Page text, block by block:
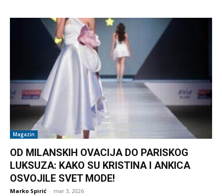
Magazin
OD MILANSKIH OVACIJA DO PARISKOG
LUKSUZA: KAKO SU KRISTINA I ANKICA
OSVOJILE SVET MODE!
Marko Spirić - mar 3, 2026